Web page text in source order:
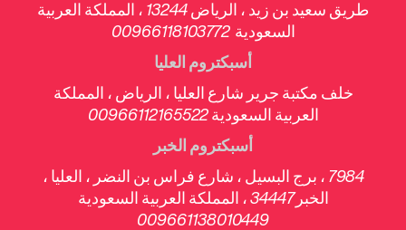
طريق سعيد بن زيد ، الرياض 13244 ، المملكة العربية
السعودية 00966118103772
أسبكتروم العليا
خلف مكتبة جرير شارع العليا ، الرياض ، المملكة
العربية السعودية 00966112165522
أسبكتروم الخبر
7984 ، برج البسيل ، شارع فراس بن النضر ، العليا ،
الخبر 34447 ، المملكة العربية السعودية
009661138010449